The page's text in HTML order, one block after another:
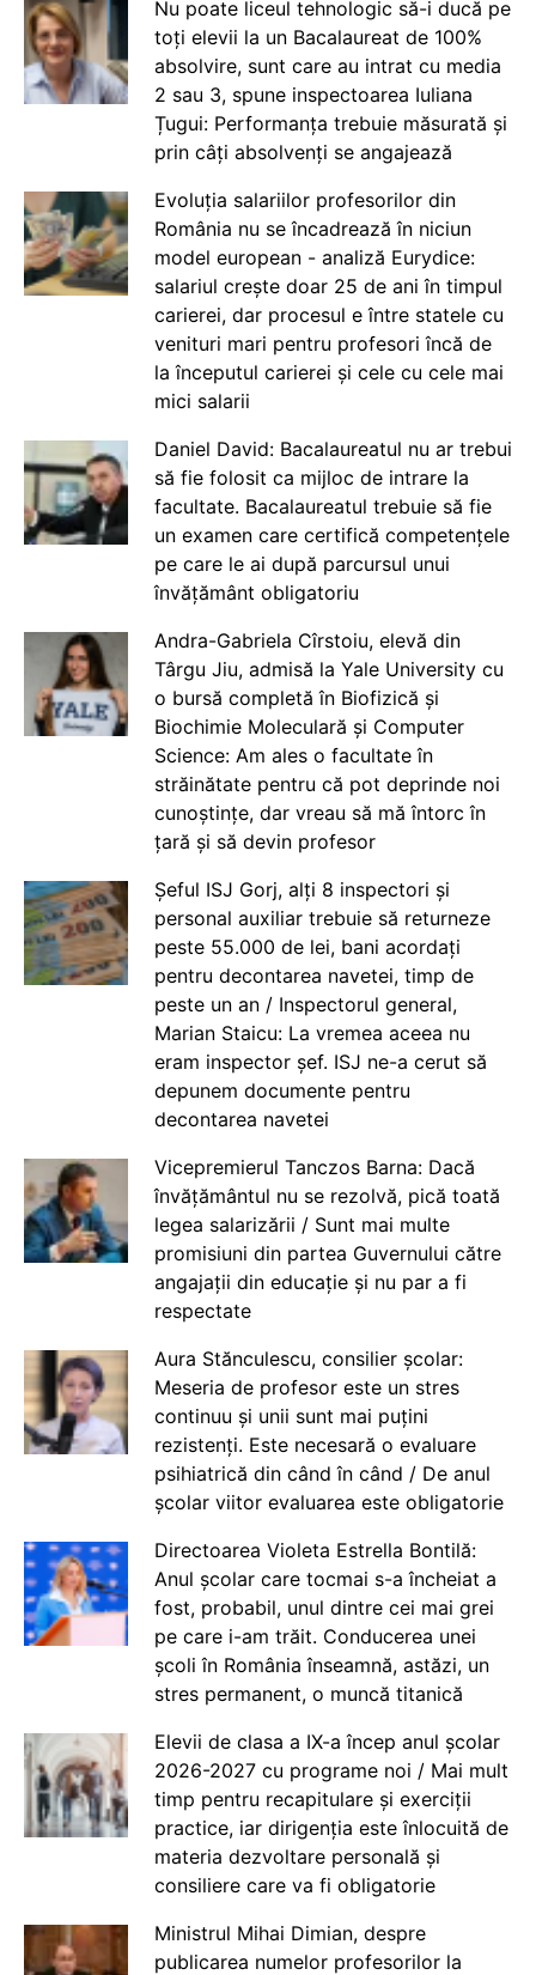
Nu poate liceul tehnologic să-i ducă pe
toți elevii la un Bacalaureat de 100%
absolvire, sunt care au intrat cu media
2 sau 3, spune inspectoarea Iuliana
Țugui: Performanța trebuie măsurată și
prin câți absolvenți se angajează
Evoluția salariilor profesorilor din
România nu se încadrează în niciun
model european - analiză Eurydice:
salariul crește doar 25 de ani în timpul
carierei, dar procesul e între statele cu
venituri mari pentru profesori încă de
la începutul carierei și cele cu cele mai
mici salarii
Daniel David: Bacalaureatul nu ar trebui
să fie folosit ca mijloc de intrare la
facultate. Bacalaureatul trebuie să fie
un examen care certifică competențele
pe care le ai după parcursul unui
învățământ obligatoriu
Andra-Gabriela Cîrstoiu, elevă din
Târgu Jiu, admisă la Yale University cu
o bursă completă în Biofizică și
Biochimie Moleculară și Computer
Science: Am ales o facultate în
străinătate pentru că pot deprinde noi
cunoștințe, dar vreau să mă întorc în
țară și să devin profesor
Șeful ISJ Gorj, alți 8 inspectori și
personal auxiliar trebuie să returneze
peste 55.000 de lei, bani acordați
pentru decontarea navetei, timp de
peste un an / Inspectorul general,
Marian Staicu: La vremea aceea nu
eram inspector șef. ISJ ne-a cerut să
depunem documente pentru
decontarea navetei
Vicepremierul Tanczos Barna: Dacă
învățământul nu se rezolvă, pică toată
legea salarizării / Sunt mai multe
promisiuni din partea Guvernului către
angajații din educație și nu par a fi
respectate
Aura Stănculescu, consilier școlar:
Meseria de profesor este un stres
continuu și unii sunt mai puțini
rezistenți. Este necesară o evaluare
psihiatrică din când în când / De anul
școlar viitor evaluarea este obligatorie
Directoarea Violeta Estrella Bontilă:
Anul școlar care tocmai s-a încheiat a
fost, probabil, unul dintre cei mai grei
pe care i-am trăit. Conducerea unei
școli în România înseamnă, astăzi, un
stres permanent, o muncă titanică
Elevii de clasa a IX-a încep anul școlar
2026-2027 cu programe noi / Mai mult
timp pentru recapitulare și exerciții
practice, iar dirigenția este înlocuită de
materia dezvoltare personală și
consiliere care va fi obligatorie
Ministrul Mihai Dimian, despre
publicarea numelor profesorilor la